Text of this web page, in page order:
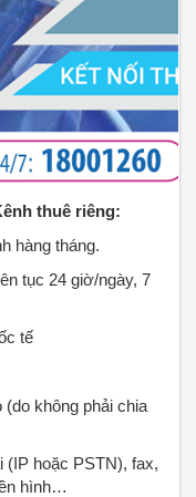
thuê riêng:
hàng tháng.
tục 24 giờ/ngày, 7
tế
không phải chia
(IP hoặc PSTN), fax,
hình…